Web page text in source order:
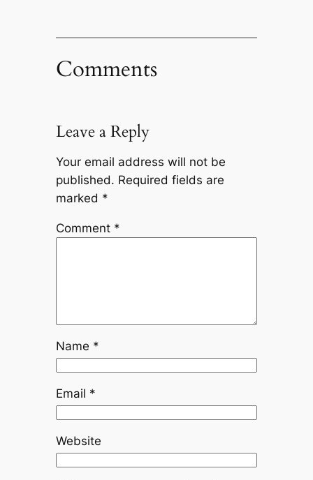
Comments
Leave a Reply
Your email address will not be
published. Required fields are
marked *
Comment *
Name *
Email *
Website